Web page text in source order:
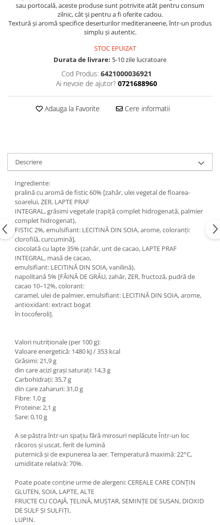
sau portocală, aceste produse sunt potrivite atât pentru consum
zilnic, cât și pentru a fi oferite cadou.
Textură și aromă specifice deserturilor mediteraneene, într-un produs
simplu și autentic.
STOC EPUIZAT
Durata de livrare: 5-10 zile lucratoare
Cod Produs: 6421000036921
Ai nevoie de ajutor? 0721688960
Adauga la Favorite Cere informatii
Descriere
Ingrediente:
pralină cu aromă de fistic 60% [zahăr, ulei vegetal de floarea-
soarelui, ZER, LAPTE PRAF
INTEGRAL, grăsimi vegetale (rapiță complet hidrogenată, palmier
complet hidrogenat),
FISTIC 2%, emulsifiant: LECITINĂ DIN SOIA, arome, coloranți:
clorofilă, curcumină],
ciocolată cu lapte 35% (zahăr, unt de cacao, LAPTE PRAF
INTEGRAL, masă de cacao,
emulsifiant: LECITINĂ DIN SOIA, vanilină),
napolitană 5% [FĂINĂ DE GRÂU, zahăr, ZER, fructoză, pudră de
cacao 10–12%, colorant:
caramel, ulei de palmier, emulsifiant: LECITINĂ DIN SOIA, arome,
antioxidant: extract bogat
în tocoferoli].
Valori nutriționale (per 100 g):
Valoare energetică: 1480 kJ / 353 kcal
Grăsimi: 21,9 g
din care acizi grași saturați: 14,3 g
Carbohidrați: 35,7 g
din care zaharuri: 31,0 g
Fibre: 1,0 g
Proteine: 2,1 g
Sare: 0,10 g
A se păstra într-un spațiu fără mirosuri neplăcute Într-un loc
răcoros și uscat, ferit de lumină
puternică și de expunerea la aer. Temperatură maximă: 22°C,
umiditate relativă: 70%.
Poate poate conține urme de alergeni: CEREALE CARE CONȚIN
GLUTEN, SOIA, LAPTE, ALTE
FRUCTE CU COAJĂ, ȚELINĂ, MUȘTAR, SEMINȚE DE SUSAN, DIOXID
DE SULF ȘI SULFIȚI,
LUPIN.